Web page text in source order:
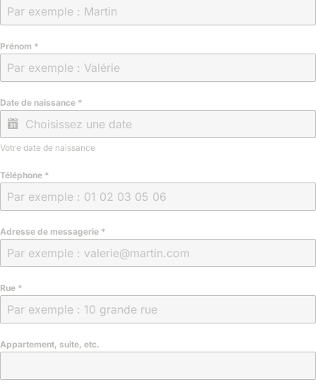
Prénom *
Date de naissance *
Votre date de naissance
Téléphone *
Adresse de messagerie *
Rue *
Appartement, suite, etc.